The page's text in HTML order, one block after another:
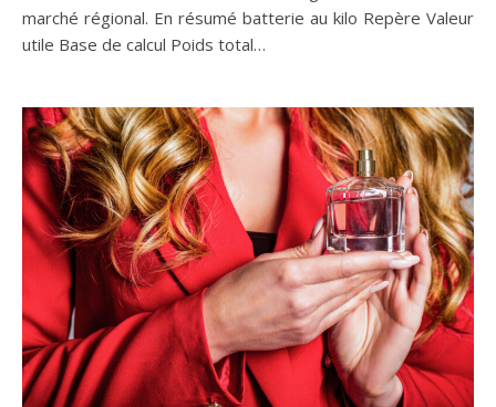
marché régional. En résumé batterie au kilo Repère Valeur
utile Base de calcul Poids total…